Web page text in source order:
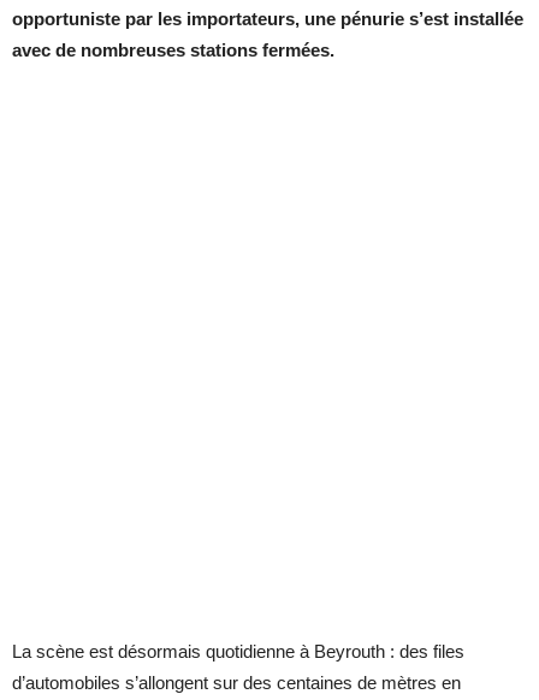
opportuniste par les importateurs, une pénurie s’est installée
avec de nombreuses stations fermées.
La scène est désormais quotidienne à Beyrouth : des files
d’automobiles s’allongent sur des centaines de mètres en